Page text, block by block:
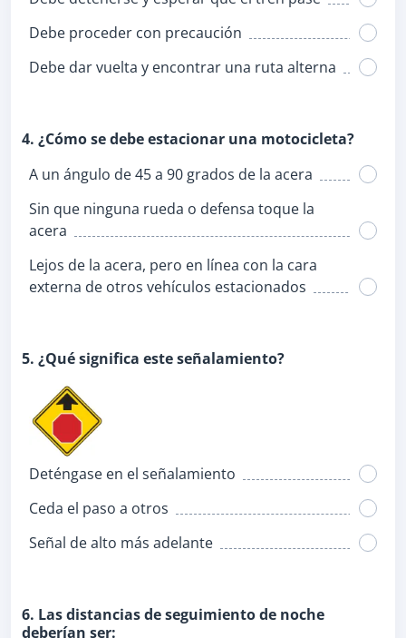
Debe proceder con precaución
Debe dar vuelta y encontrar una ruta alterna
4. ¿Cómo se debe estacionar una motocicleta?
A un ángulo de 45 a 90 grados de la acera
Sin que ninguna rueda o defensa toque la
acera
Lejos de la acera, pero en línea con la cara
externa de otros vehículos estacionados
5. ¿Qué significa este señalamiento?
Deténgase en el señalamiento
Ceda el paso a otros
Señal de alto más adelante
6. Las distancias de seguimiento de noche
deberían ser: